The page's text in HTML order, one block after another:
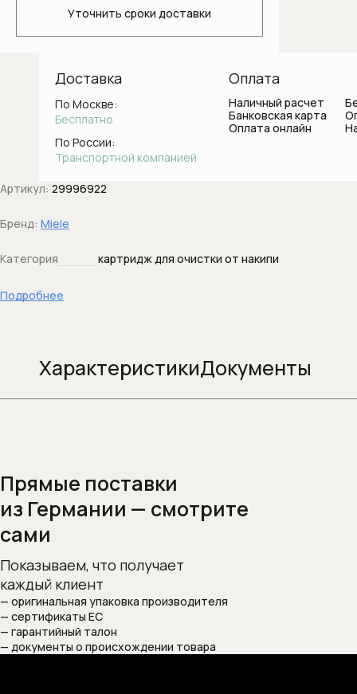
Светильники для ванной комнаты
Стаканы и держатели для зубных
Боковые форсунки
Душевой слив
душа)
Душевые наборы (комплекты)
Душевые панели
Душевые панели и колонны
Душевые стойки
Душевые форсунки
Артикул: 29996922
Бренд: Miele
Категория картридж для очистки от накипи
Подробнее
Уточнить сроки доставки
Доставка
По Москве:
Бесплатно
По России:
Транспортной компанией
Оплата
Наличный расчет
Банковская карта
Оплата онлайн
ХарактеристикиДокументы
Прямые поставки
из Германии — смотрите
сами
Показываем, что получает
каждый клиент
— оригинальная упаковка производителя
— сертификаты ЕС
— гарантийный талон
— документы о происхождении товара